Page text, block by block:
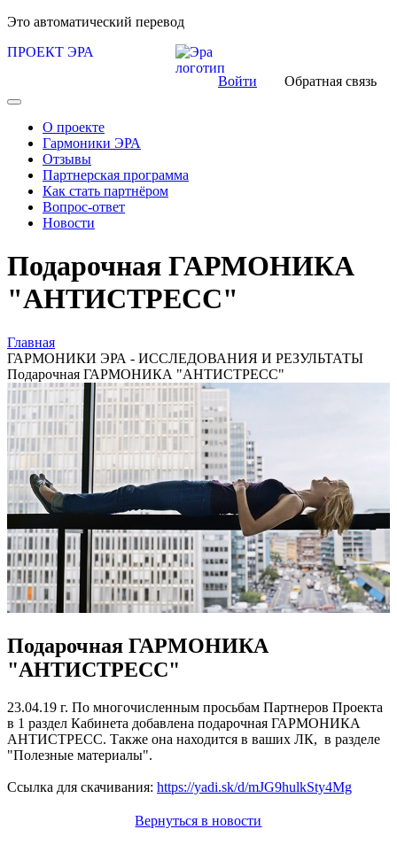
Это автоматический перевод
ПРОЕКТ ЭРА
Войти
Обратная связь
О проекте
Гармоники ЭРА
Отзывы
Партнерская программа
Как стать партнёром
Вопрос-ответ
Новости
Подарочная ГАРМОНИКА
"АНТИСТРЕСС"
Главная
ГАРМОНИКИ ЭРА - ИССЛЕДОВАНИЯ И РЕЗУЛЬТАТЫ
Подарочная ГАРМОНИКА "АНТИСТРЕСС"
Подарочная ГАРМОНИКА
"АНТИСТРЕСС"
23.04.19 г. По многочисленным просьбам Партнеров Проекта
в 1 раздел Кабинета добавлена подарочная ГАРМОНИКА
АНТИСТРЕСС. Также она находится в ваших ЛК, в разделе
"Полезные материалы".
Ссылка для скачивания: https://yadi.sk/d/mJG9hulkSty4Mg
Вернуться в новости